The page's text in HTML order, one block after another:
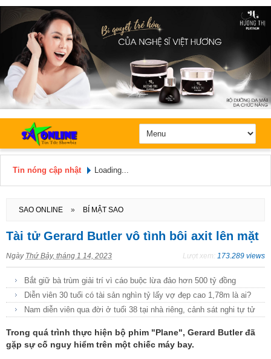
Tin nóng cập nhật Loading...
SAO ONLINE » BÍ MẬT SAO
Tài tử Gerard Butler vô tình bôi axit lên mặt
Ngày Thứ Bảy, tháng 1 14, 2023 Lượt xem: 173.289 views
Bắt giữ bà trùm giải trí vì cáo buộc lừa đảo hơn 500 tỷ đồng
Diễn viên 30 tuổi có tài sản nghìn tỷ lấy vợ đẹp cao 1,78m là ai?
Nam diễn viên qua đời ở tuổi 38 tại nhà riêng, cảnh sát nghi tự tử
Trong quá trình thực hiện bộ phim "Plane", Gerard Butler đã
gặp sự cố nguy hiểm trên một chiếc máy bay.